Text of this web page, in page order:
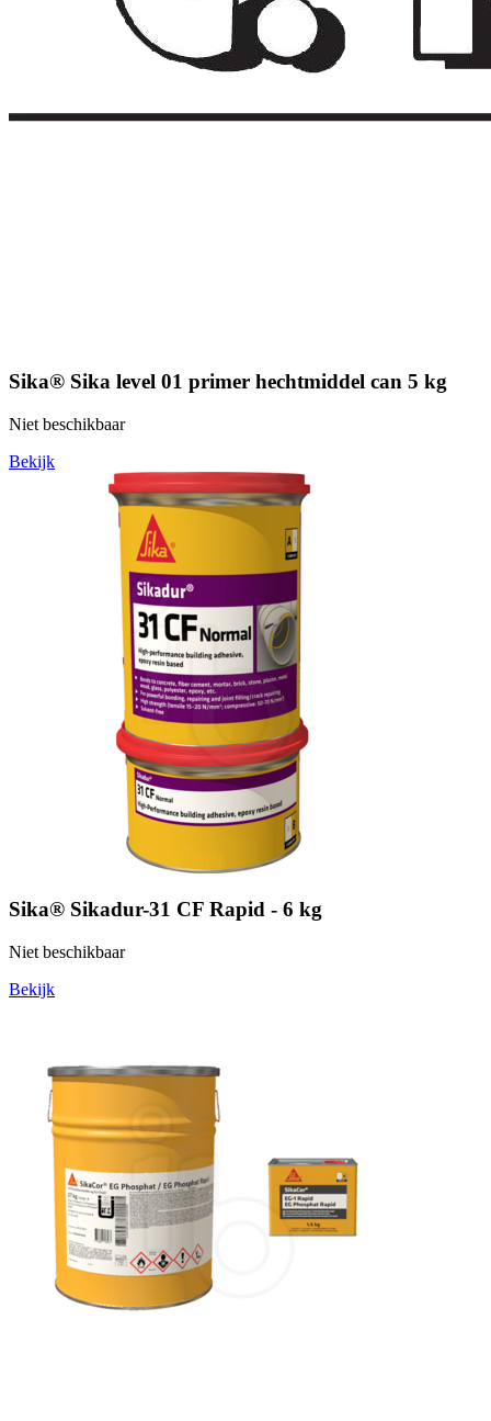
Sika® Sika level 01 primer hechtmiddel can 5 kg
Niet beschikbaar
Bekijk
Sika® Sikadur-31 CF Rapid - 6 kg
Niet beschikbaar
Bekijk